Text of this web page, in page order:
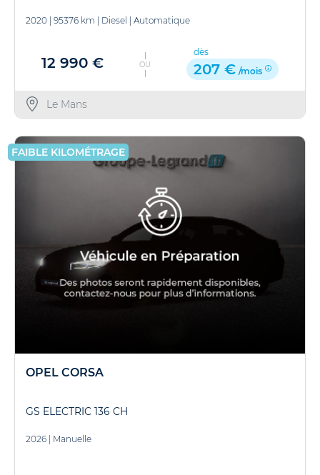
2020 95376 km Diesel Automatique
12 990 € OU
dès
207 € /mois
Le Mans
FAIBLE KILOMÉTRAGE
OPEL CORSA
GS ELECTRIC 136 CH
2026 Manuelle